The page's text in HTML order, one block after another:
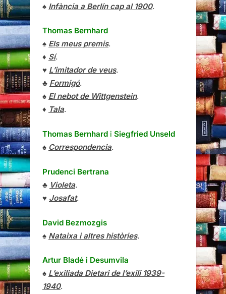
♠ Infància a Berlín cap al 1900.
Thomas Bernhard
♠ Els meus premis.
♦ Sí.
♥ L’imitador de veus.
♣ Formigó.
♠ El nebot de Wittgenstein.
♦ Tala.
Thomas Bernhard i Siegfried Unseld
♠ Correspondencia.
Prudenci Bertrana
♣ Violeta.
♥ Josafat.
David Bezmozgis
♠ Nataixa i altres històries.
Artur Bladé i Desumvila
♠ L’exiliada Dietari de l’exili 1939-
1940.